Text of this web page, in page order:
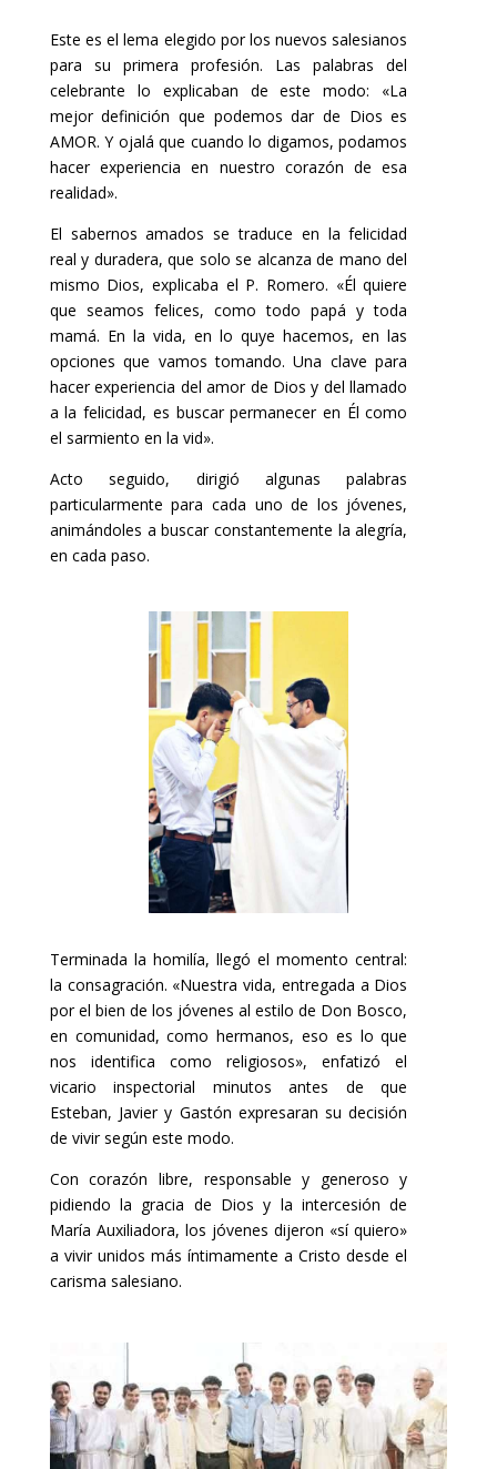
Este es el lema elegido por los nuevos salesianos
para su primera profesión. Las palabras del
celebrante lo explicaban de este modo: «La
mejor definición que podemos dar de Dios es
AMOR. Y ojalá que cuando lo digamos, podamos
hacer experiencia en nuestro corazón de esa
realidad».
El sabernos amados se traduce en la felicidad
real y duradera, que solo se alcanza de mano del
mismo Dios, explicaba el P. Romero. «Él quiere
que seamos felices, como todo papá y toda
mamá. En la vida, en lo quye hacemos, en las
opciones que vamos tomando. Una clave para
hacer experiencia del amor de Dios y del llamado
a la felicidad, es buscar permanecer en Él como
el sarmiento en la vid».
Acto seguido, dirigió algunas palabras
particularmente para cada uno de los jóvenes,
animándoles a buscar constantemente la alegría,
en cada paso.
Terminada la homilía, llegó el momento central:
la consagración. «Nuestra vida, entregada a Dios
por el bien de los jóvenes al estilo de Don Bosco,
en comunidad, como hermanos, eso es lo que
nos identifica como religiosos», enfatizó el
vicario inspectorial minutos antes de que
Esteban, Javier y Gastón expresaran su decisión
de vivir según este modo.
Con corazón libre, responsable y generoso y
pidiendo la gracia de Dios y la intercesión de
María Auxiliadora, los jóvenes dijeron «sí quiero»
a vivir unidos más íntimamente a Cristo desde el
carisma salesiano.